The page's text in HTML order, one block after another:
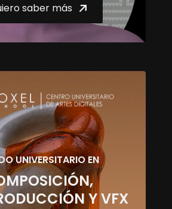
saber más
UNIVERSITARIO EN
Y VFX